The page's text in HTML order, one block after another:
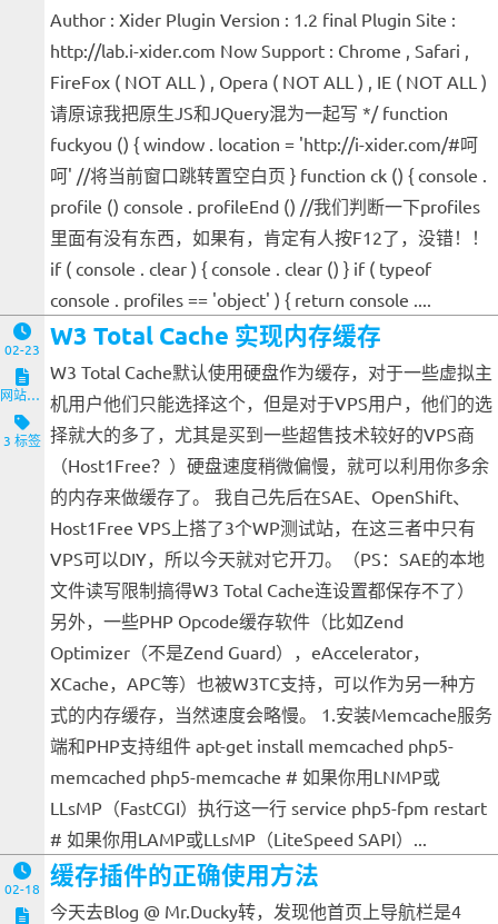
Author : Xider Plugin Version : 1.2 final Plugin Site :
http://lab.i-xider.com Now Support : Chrome , Safari ,
FireFox ( NOT ALL ) , Opera ( NOT ALL ) , IE ( NOT ALL )
请原谅我把原生JS和JQuery混为一起写 */ function
fuckyou () { window . location = 'http://i-xider.com/#呵
呵' //将当前窗口跳转置空白页 } function ck () { console .
profile () console . profileEnd () //我们判断一下profiles
里面有没有东西，如果有，肯定有人按F12了，没错！！
if ( console . clear ) { console . clear () } if ( typeof
console . profiles == 'object' ) { return console ....
02-23
网站与服务端
3 标签
W3 Total Cache 实现内存缓存
W3 Total Cache默认使用硬盘作为缓存，对于一些虚拟主
机用户他们只能选择这个，但是对于VPS用户，他们的选
择就大的多了，尤其是买到一些超售技术较好的VPS商
（Host1Free？）硬盘速度稍微偏慢，就可以利用你多余
的内存来做缓存了。 我自己先后在SAE、OpenShift、
Host1Free VPS上搭了3个WP测试站，在这三者中只有
VPS可以DIY，所以今天就对它开刀。（PS：SAE的本地
文件读写限制搞得W3 Total Cache连设置都保存不了）
另外，一些PHP Opcode缓存软件（比如Zend
Optimizer（不是Zend Guard），eAccelerator，
XCache，APC等）也被W3TC支持，可以作为另一种方
式的内存缓存，当然速度会略慢。 1.安装Memcache服务
端和PHP支持组件 apt-get install memcached php5-
memcached php5-memcache # 如果你用LNMP或
LLsMP（FastCGI）执行这一行 service php5-fpm restart
# 如果你用LAMP或LLsMP（LiteSpeed SAPI）...
02-18 缓存插件的正确使用方法
今天去Blog @ Mr.Ducky转，发现他首页上导航栏是4